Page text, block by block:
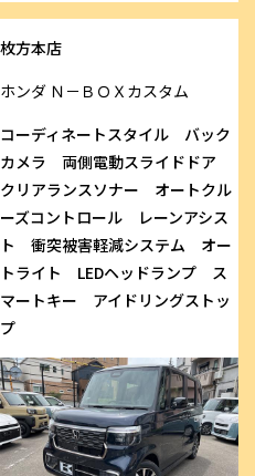
枚方本店
ホンダ Ｎ－ＢＯＸカスタム
コーディネートスタイル バック
カメラ 両側電動スライドドア
クリアランスソナー オートクル
ーズコントロール レーンアシス
ト 衝突被害軽減システム オー
トライト LEDヘッドランプ ス
マートキー アイドリングストッ
プ